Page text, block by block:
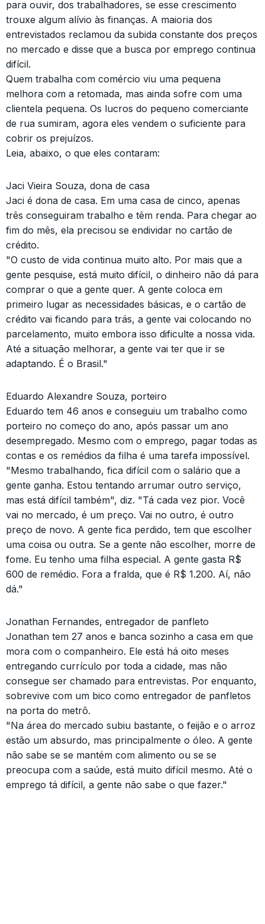
para ouvir, dos trabalhadores, se esse crescimento
trouxe algum alívio às finanças. A maioria dos
entrevistados reclamou da subida constante dos preços
no mercado e disse que a busca por emprego continua
difícil.
Quem trabalha com comércio viu uma pequena
melhora com a retomada, mas ainda sofre com uma
clientela pequena. Os lucros do pequeno comerciante
de rua sumiram, agora eles vendem o suficiente para
cobrir os prejuízos.
Leia, abaixo, o que eles contaram:
Jaci Vieira Souza, dona de casa
Jaci é dona de casa. Em uma casa de cinco, apenas
três conseguiram trabalho e têm renda. Para chegar ao
fim do mês, ela precisou se endividar no cartão de
crédito.
"O custo de vida continua muito alto. Por mais que a
gente pesquise, está muito difícil, o dinheiro não dá para
comprar o que a gente quer. A gente coloca em
primeiro lugar as necessidades básicas, e o cartão de
crédito vai ficando para trás, a gente vai colocando no
parcelamento, muito embora isso dificulte a nossa vida.
Até a situação melhorar, a gente vai ter que ir se
adaptando. É o Brasil."
Eduardo Alexandre Souza, porteiro
Eduardo tem 46 anos e conseguiu um trabalho como
porteiro no começo do ano, após passar um ano
desempregado. Mesmo com o emprego, pagar todas as
contas e os remédios da filha é uma tarefa impossível.
"Mesmo trabalhando, fica difícil com o salário que a
gente ganha. Estou tentando arrumar outro serviço,
mas está difícil também", diz. "Tá cada vez pior. Você
vai no mercado, é um preço. Vai no outro, é outro
preço de novo. A gente fica perdido, tem que escolher
uma coisa ou outra. Se a gente não escolher, morre de
fome. Eu tenho uma filha especial. A gente gasta R$
600 de remédio. Fora a fralda, que é R$ 1.200. Aí, não
dá."
Jonathan Fernandes, entregador de panfleto
Jonathan tem 27 anos e banca sozinho a casa em que
mora com o companheiro. Ele está há oito meses
entregando currículo por toda a cidade, mas não
consegue ser chamado para entrevistas. Por enquanto,
sobrevive com um bico como entregador de panfletos
na porta do metrô.
"Na área do mercado subiu bastante, o feijão e o arroz
estão um absurdo, mas principalmente o óleo. A gente
não sabe se se mantém com alimento ou se se
preocupa com a saúde, está muito difícil mesmo. Até o
emprego tá difícil, a gente não sabe o que fazer."